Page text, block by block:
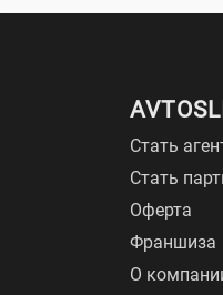
Стать
Стать
Оферта
Франшиза
О